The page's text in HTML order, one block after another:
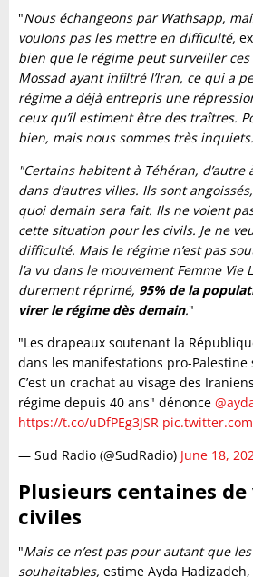
"Nous échangeons par Wathsapp,
voulons pas les mettre en difficulté,
bien que le régime peut surveiller ces
Mossad ayant infiltré l’Iran, ce qui a
régime a déjà entrepris une
ceux qu’il estiment être des traîtres.
bien, mais nous sommes très
"Certains habitent à Téhéran, d’autre
dans d’autres villes. Ils sont
quoi demain sera fait. Ils ne voient
cette situation pour les civils. Je ne
difficulté. Mais le régime n’est pas
l’a vu dans le mouvement Femme Vie
durement réprimé, 95% de la
virer le régime dès demain."
"Les drapeaux soutenant la
dans les manifestations pro-
C’est un crachat au visage des
régime depuis 40 ans" dénonce
https://t.co/uDfPEg3JSR
— Sud Radio (@SudRadio) June 18,
Plusieurs centaines
civiles
"Mais ce n’est pas pour autant que
souhaitables, estime Ayda